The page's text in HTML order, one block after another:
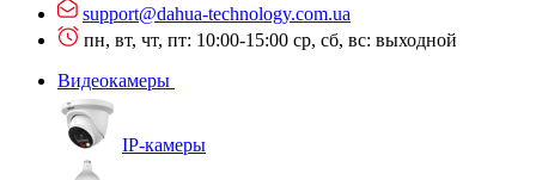
support@dahua-technology.com.ua
пн, вт, чт, пт: 10:00-15:00 ср, сб, вс: выходной
Видеокамеры
IP-камеры